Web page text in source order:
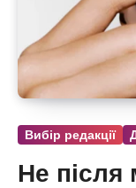
Вибір редакції
Не після